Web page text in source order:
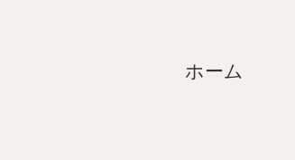
ホーム